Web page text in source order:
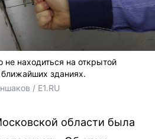
находиться на открытой
зданиях.
/ E1.RU
области была